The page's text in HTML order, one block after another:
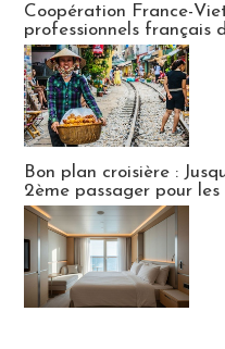
Coopération France-
professionnels français
Bon plan croisière :
2ème passager pour